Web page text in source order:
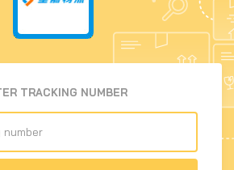
TRACKING NUMBER